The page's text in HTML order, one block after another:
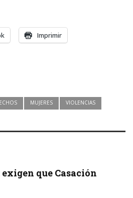
Imprimir
MUJERES VIOLENCIAS
que Casación